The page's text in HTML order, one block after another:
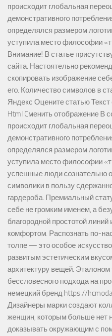
происходит глобальная
демонстративного
определялся размером
уступила место философии
Внимание! В статье
сайта. Настоятельно
скопировать изображение
его. Количество символов в
Яндекс Оцените статью Текст
Html Cменить отображение В
происходит глобальная
демонстративного
определялся размером
уступила место философии
успешные люди сознательно
символики в пользу
гардероба. Премиальный
себе не громким именем, а
благородной простотой
комфортом. Распознать по-
толпе — это особое
развитым эстетическим
архитектуру вещей. Эталоном
бессловесного подхода на
немецкий бренд https://
Дизайнеры марки создают
женщин, которым больше нет
доказывать окружающим с